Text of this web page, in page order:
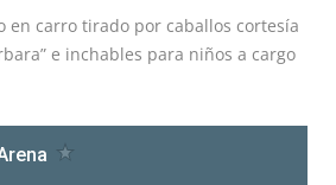
en carro tirado por caballos cortesía
e inchables para niños a cargo